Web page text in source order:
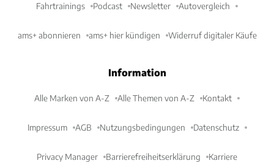
Fahrtrainings Podcast Newsletter Autovergleich
ams+ abonnieren ams+ hier kündigen Widerruf digitaler Käufe
Information
Alle Marken von A-Z Alle Themen von A-Z Kontakt
Impressum AGB Nutzungsbedingungen Datenschutz
Privacy Manager Barrierefreiheitserklärung Karriere